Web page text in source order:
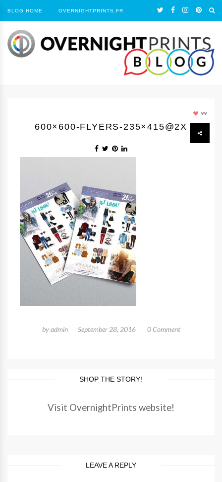
BLOG HOME OVERNIGHTPRINTS.FR
99
600×600-FLYERS-235×415@2X
byadmin September 28, 2016 0 Comment
SHOP THE STORY!
Visit OvernightPrints website!
LEAVE A REPLY